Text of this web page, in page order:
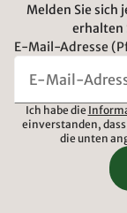
Melden Sie
erhalten
E-Mail-Adresse
Ich habe die
einverstanden,
die unten